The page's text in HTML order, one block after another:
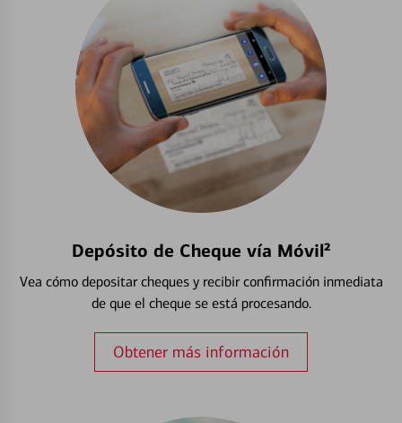
Depósito de Cheque vía Móvil²
Vea cómo depositar cheques y recibir confirmación inmediata
de que el cheque se está procesando.
Obtener más información